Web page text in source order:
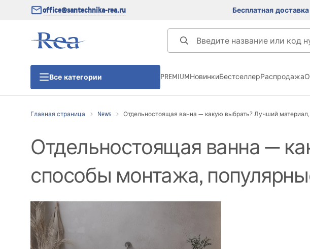
office@santechnika-rea.ru Бесплатная доставка
Все категории
Душевые двери
Душевые поддоны
Линейные трапы для душа
Унитазы и биде
PREMIUMНовинкиБестселлерРаспродажа
Главная страница News Отдельностоящая ванна — какую выбрать? Лучший
Отдельностоящая ванна —
способы монтажа,